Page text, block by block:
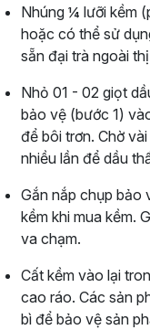
Nhúng ¼ lưỡi kềm
hoặc có thể sử
sẵn đại trà ngoài
Nhỏ 01 - 02 giọt
bảo vệ (bước 1)
để bôi trơn. Chờ
nhiều lần để dầu
Gắn nắp chụp bảo
kềm khi mua kềm.
va chạm.
Cất kềm vào lại
cao ráo. Các sản
bì để bảo vệ sản